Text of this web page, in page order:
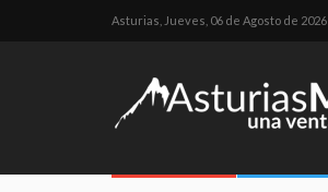
Asturias, Jueves, 06 de Agosto de 2026